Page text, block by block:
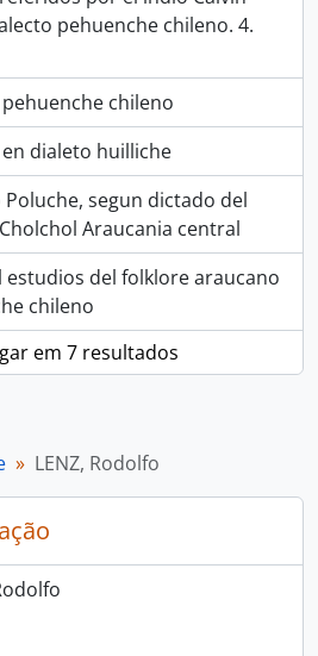
pehuenche chileno. 4.
chileno
dialeto huilliche
segun dictado del
Araucania central
del folklore araucano
chileno
em 7 resultados
LENZ, Rodolfo